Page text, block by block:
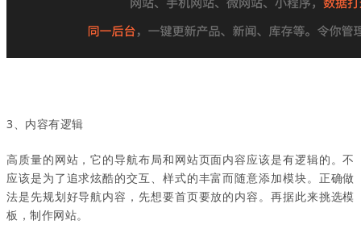
3、内容有逻辑
高质量的网站，它的导航布局和网站页面内容应该是有逻辑的。不
应该是为了追求炫酷的交互、样式的丰富而随意添加模块。正确做
法是先规划好导航内容，先想要首页要放的内容。再据此来挑选模
板，制作网站。